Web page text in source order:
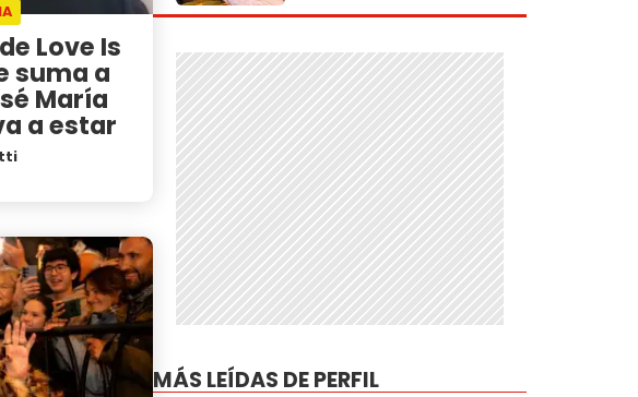
Love Is
suma a
María
a estar
MÁS LEÍDAS DE PERFIL